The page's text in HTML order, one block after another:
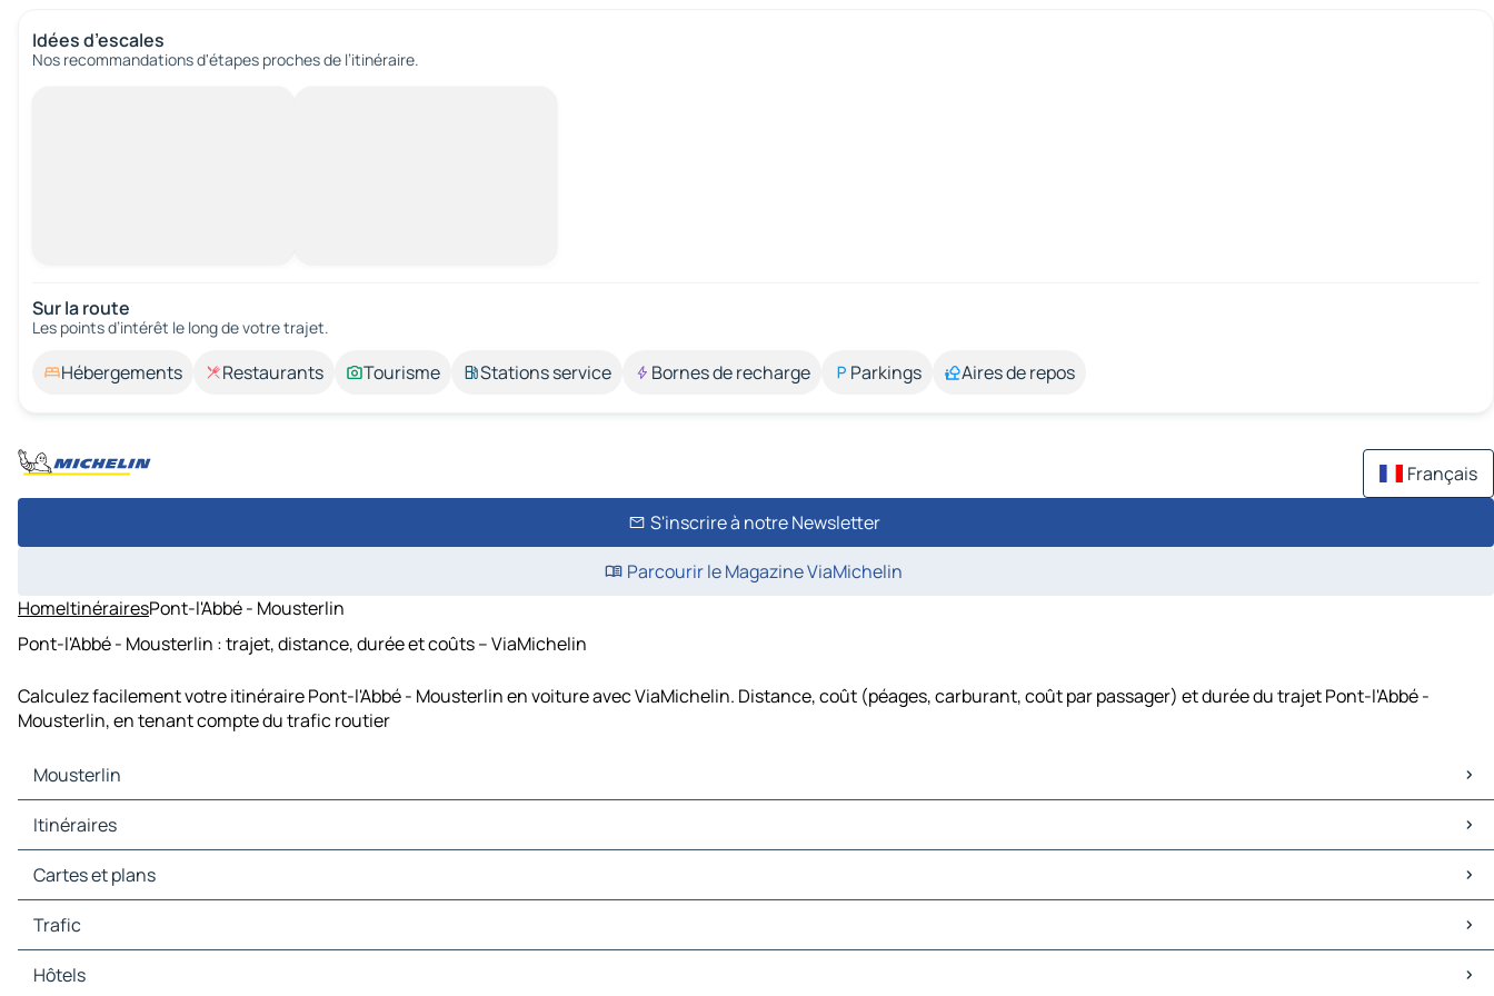
Idées d’escales
Nos recommandations d'étapes proches de l’itinéraire.
Sur la route
Les points d’intérêt le long de votre trajet.
Hébergements Restaurants Tourisme Stations service Bornes de recharge Parkings Aires de repos
Français
S'inscrire à notre Newsletter
Parcourir le Magazine ViaMichelin
HomeItinérairesPont-l'Abbé - Mousterlin
Pont-l'Abbé - Mousterlin : trajet, distance, durée et coûts – ViaMichelin
Calculez facilement votre itinéraire Pont-l'Abbé - Mousterlin en voiture avec ViaMichelin. Distance, coût (péages, carburant, coût par passager) et durée du trajet Pont-l'Abbé -
Mousterlin, en tenant compte du trafic routier
Mousterlin
Mousterlin Cartes et plans
Mousterlin Trafic
Mousterlin Hôtels
Mousterlin Restaurants
Mousterlin Stations-service
Itinéraires
Itinéraires Mousterlin - Quimper
Itinéraires Mousterlin - Concarneau
Itinéraires Mousterlin - Saint-Jean-Trolimon
Itinéraires Mousterlin - Bénodet
Itinéraires Mousterlin - Fouesnant
Itinéraires Mousterlin - Pleuven
Cartes et plans
Cartes et plans Quimper
Cartes et plans Concarneau
Cartes et plans Saint-Jean-Trolimon
Cartes et plans Bénodet
Trafic
Trafic Quimper
Trafic Concarneau
Hôtels